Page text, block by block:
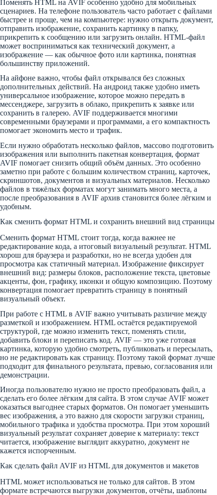
Поменять HTML на AVIF особенно удобно для мобильных
сценариев. На телефоне пользователь часто работает с файлами
быстрее и проще, чем на компьютере: нужно открыть документ,
отправить изображение, сохранить картинку в папку,
прикрепить к сообщению или загрузить онлайн. HTML-файл
может восприниматься как технический документ, а
изображение — как обычное фото или картинка, понятная
большинству приложений.
На айфоне важно, чтобы файл открывался без сложных
дополнительных действий. На андроид также удобно иметь
универсальное изображение, которое можно передать в
мессенджере, загрузить в облако, прикрепить к заявке или
сохранить в галерею. AVIF поддерживается многими
современными браузерами и программами, а его компактность
помогает экономить место и трафик.
Если нужно обработать несколько файлов, массово подготовить
изображения или выполнить пакетная конвертация, формат
AVIF помогает снизить общий объём данных. Это особенно
заметно при работе с большим количеством страниц, карточек,
скриншотов, документов и визуальных материалов. Несколько
файлов в тяжёлых форматах могут занимать много места, а
после преобразования в AVIF архив становится более лёгким и
удобным.
Как сменить формат HTML и сохранить внешний вид страницы
Сменить формат HTML стоит тогда, когда важнее не
редактирование кода, а итоговый визуальный результат. HTML
хорош для браузера и разработки, но не всегда удобен для
просмотра как статичный материал. Изображение фиксирует
внешний вид: размеры блоков, расположение текста, цветовые
акценты, фон, графику, иконки и общую композицию. Поэтому
конвертация помогает превратить страницу в понятный
визуальный объект.
При работе с HTML в AVIF важно учитывать различие между
разметкой и изображением. HTML остаётся редактируемой
структурой, где можно изменить текст, поменять стили,
добавить блоки и переписать код. AVIF — это уже готовая
картинка, которую удобно смотреть, публиковать и пересылать,
но не редактировать как страницу. Поэтому такой формат лучше
подходит для финального результата, превью, согласования или
демонстрации.
Иногда пользователю нужно не просто преобразовать файл, а
сделать его более лёгким для сайта. В этом случае AVIF может
оказаться выгоднее старых форматов. Он помогает уменьшить
вес изображения, а это важно для скорости загрузки страниц,
мобильного трафика и удобства просмотра. При этом хороший
визуальный результат сохраняет доверие к материалу: текст
читается, изображение выглядит аккуратно, документ не
кажется испорченным.
Как сделать файл AVIF из HTML для документов и макетов
HTML может использоваться не только для сайтов. В этом
формате встречаются выгрузки документов, отчёты, шаблоны